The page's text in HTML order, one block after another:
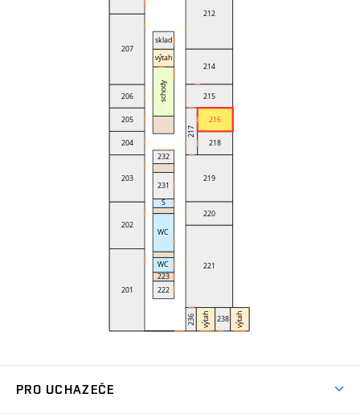
PRO UCHAZEČE